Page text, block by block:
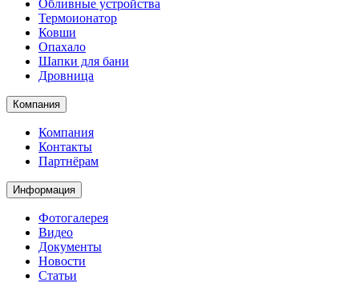
Обливные устройства
Термоионатор
Ковши
Опахало
Шапки для бани
Дровница
Компания
Компания
Контакты
Партнёрам
Информация
Фотогалерея
Видео
Документы
Новости
Статьи